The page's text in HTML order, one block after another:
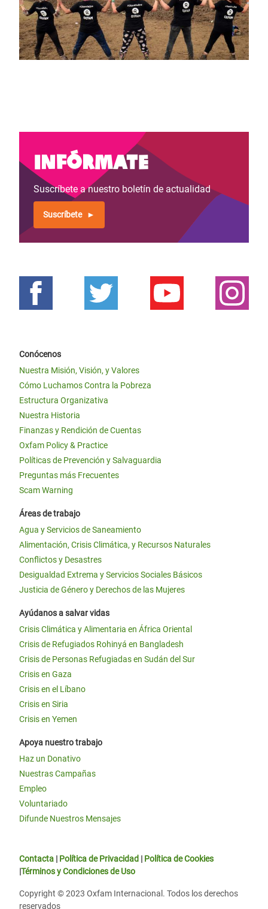
Infórmate
Suscríbete a nuestro boletín de actualidad
Suscríbete
Conócenos
Nuestra Misión, Visión, y Valores
Cómo Luchamos Contra la Pobreza
Estructura Organizativa
Nuestra Historia
Finanzas y Rendición de Cuentas
Oxfam Policy & Practice
Políticas de Prevención y Salvaguardia
Preguntas más Frecuentes
Scam Warning
Áreas de trabajo
Agua y Servicios de Saneamiento
Alimentación, Crisis Climática, y Recursos Naturales
Conflictos y Desastres
Desigualdad Extrema y Servicios Sociales Básicos
Justicia de Género y Derechos de las Mujeres
Ayúdanos a salvar vidas
Crisis Climática y Alimentaria en África Oriental
Crisis de Refugiados Rohinyá en Bangladesh
Crisis de Personas Refugiadas en Sudán del Sur
Crisis en Gaza
Crisis en el Líbano
Crisis en Siria
Crisis en Yemen
Apoya nuestro trabajo
Haz un Donativo
Nuestras Campañas
Empleo
Voluntariado
Difunde Nuestros Mensajes
Contacta | Política de Privacidad | Política de Cookies
|Términos y Condiciones de Uso
Copyright © 2023 Oxfam Internacional. Todos los derechos
reservados